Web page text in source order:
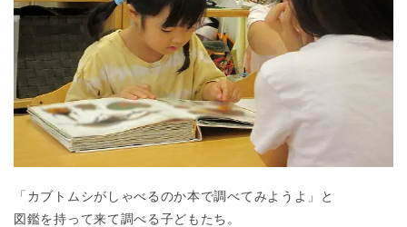
「カブトムシがしゃべるのか本で調べてみようよ」と
図鑑を持って来て調べる子どもたち。